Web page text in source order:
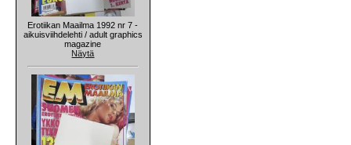
Erotiikan Maailma 1992 nr 7 -
aikuisviihdelehti / adult graphics
magazine
Näytä